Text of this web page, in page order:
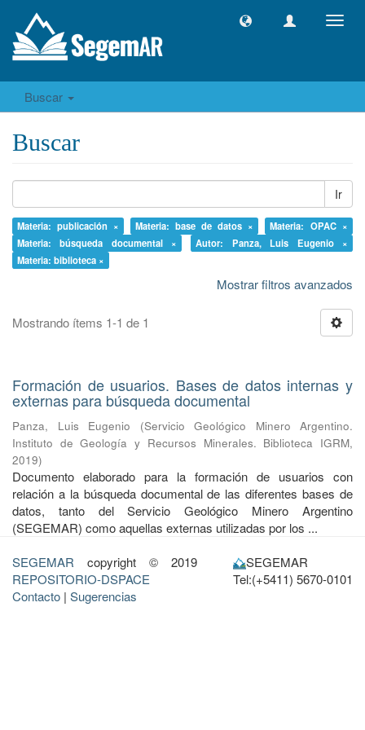
Buscar
Buscar
Ir
Materia: publicación × Materia: base de datos ×
Materia: OPAC ×
Materia: búsqueda documental ×
Autor: Panza, Luis Eugenio ×
Materia: biblioteca ×
Mostrar filtros avanzados
Mostrando ítems 1-1 de 1
Formación de usuarios. Bases de datos internas y
externas para búsqueda documental
Panza, Luis Eugenio (Servicio Geológico Minero Argentino.
Instituto de Geología y Recursos Minerales. Biblioteca IGRM,
2019)
Documento elaborado para la formación de usuarios con
relación a la búsqueda documental de las diferentes bases de
datos, tanto del Servicio Geológico Minero Argentino
(SEGEMAR) como aquellas externas utilizadas por los ...
SEGEMAR copyright © 2019
REPOSITORIO-DSPACE
Contacto | Sugerencias
SEGEMAR
Tel:(+5411) 5670-0101